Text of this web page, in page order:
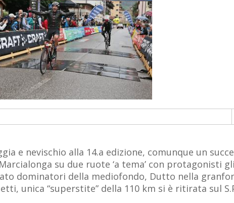
e nevischio alla 14.a edizione, comunque un
su due ruote ‘a tema’ con protagonisti
dominatori della mediofondo, Dutto nella
unica “superstite” della 110 km si è ritirata sul